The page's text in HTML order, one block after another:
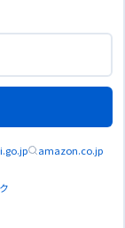
mcp
amazon.co.jp